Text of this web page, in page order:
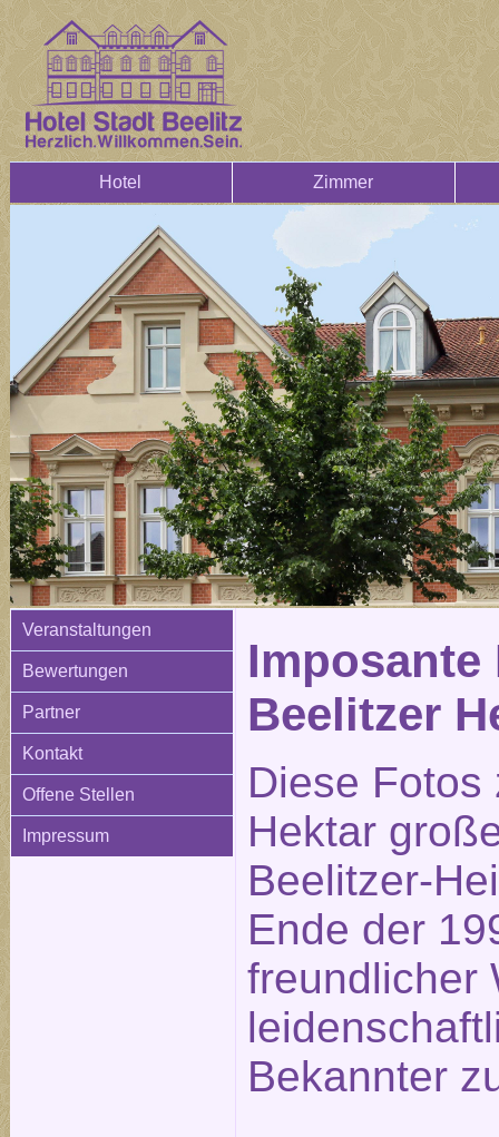
Hotel Zimmer
Veranstaltungen
Bewertungen
Partner
Kontakt
Offene Stellen
Impressum
Imposante
Beelitzer
Diese
Hektar
Beelitzer-
Ende der
freundlicher
Bekannter